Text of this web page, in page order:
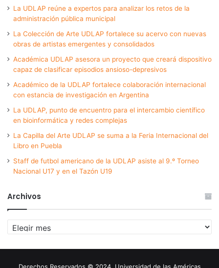
La UDLAP reúne a expertos para analizar los retos de la
administración pública municipal
La Colección de Arte UDLAP fortalece su acervo con nuevas
obras de artistas emergentes y consolidados
Académica UDLAP asesora un proyecto que creará dispositivo
capaz de clasificar episodios ansioso-depresivos
Académico de la UDLAP fortalece colaboración internacional
con estancia de investigación en Argentina
La UDLAP, punto de encuentro para el intercambio científico
en bioinformática y redes complejas
La Capilla del Arte UDLAP se suma a la Feria Internacional del
Libro en Puebla
Staff de futbol americano de la UDLAP asiste al 9.º Torneo
Nacional U17 y en el Tazón U19
Archivos
Archivos